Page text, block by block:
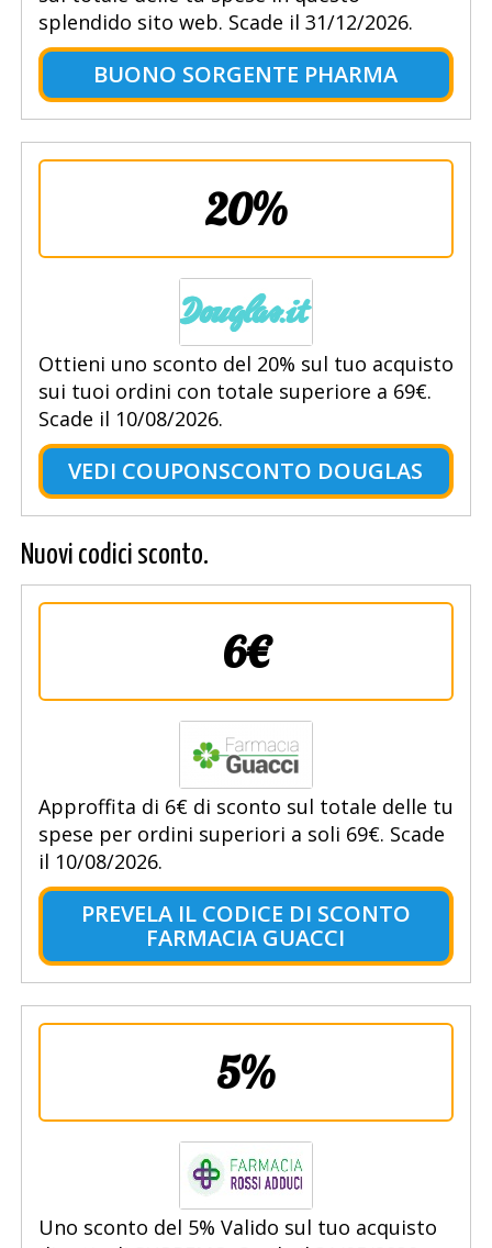
splendido sito web. Scade il 31/12/2026.
BUONO SORGENTE PHARMA
20%
Ottieni uno sconto del 20% sul tuo acquisto
sui tuoi ordini con totale superiore a 69€.
Scade il 10/08/2026.
VEDI COUPONSCONTO DOUGLAS
Nuovi codici sconto.
6€
Approffita di 6€ di sconto sul totale delle tu
spese per ordini superiori a soli 69€. Scade
il 10/08/2026.
PREVELA IL CODICE DI SCONTO
FARMACIA GUACCI
5%
Uno sconto del 5% Valido sul tuo acquisto